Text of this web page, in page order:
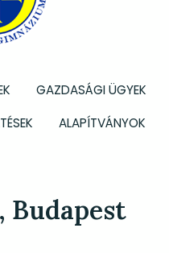
GAZDASÁGI ÜGYEK
ALAPÍTVÁNYOK
Budapest